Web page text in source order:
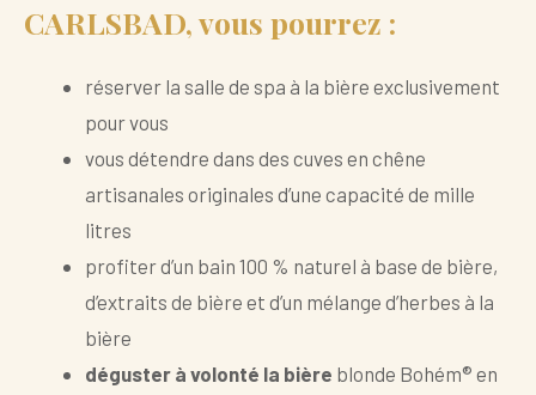
CARLSBAD, vous pourrez :
réserver la salle de spa à la bière exclusivement
pour vous
vous détendre dans des cuves en chêne
artisanales originales d’une capacité de mille
litres
profiter d’un bain 100 % naturel à base de bière,
d’extraits de bière et d’un mélange d’herbes à la
bière
déguster à volonté la bière blonde Bohém® en